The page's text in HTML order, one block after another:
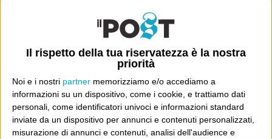
Il rispetto della tua riservatezza è la nostra
priorità
Noi e i nostri partner memorizziamo e/o accediamo a
informazioni su un dispositivo, come i cookie, e trattiamo dati
personali, come identificatori univoci e informazioni standard
inviate da un dispositivo per annunci e contenuti personalizzati,
misurazione di annunci e contenuti, analisi dell'audience e